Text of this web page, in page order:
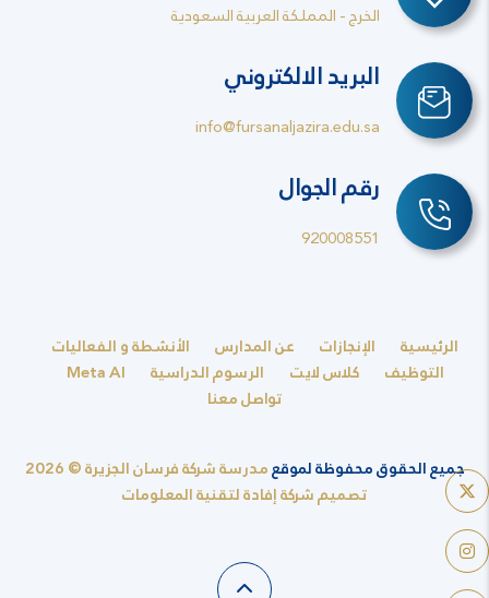
الخرج - المملكة العربية السعودية
البريد الالكتروني
info@fursanaljazira.edu.sa
رقم الجوال
920008551
الرئيسية الإنجازات عن المدارس
الأنشطة و الفعاليات
التوظيف
كلاس لايت الرسوم الدراسية
Meta AI
تواصل معنا
جميع الحقوق محفوظة لموقعمدرسة شركة فرسان الجزيرة © 2026
تصميم شركة إفادة لتقنية المعلومات